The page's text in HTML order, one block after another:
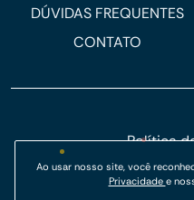
DÚVIDAS FREQUENTES
CONTATO
Política
Política
Ao usar nosso site, você
Privacidade e